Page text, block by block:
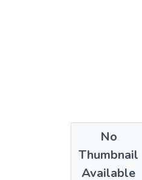
No
Thumbnail
Available